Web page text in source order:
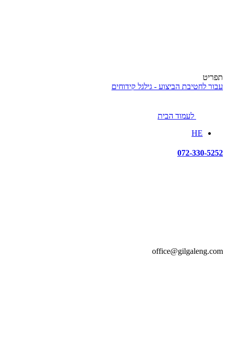
תפריט
עבור לחטיבת הביצוע - גילגל קידוחים
לעמוד הבית
HE
072-330-5252
office@gilgaleng.com